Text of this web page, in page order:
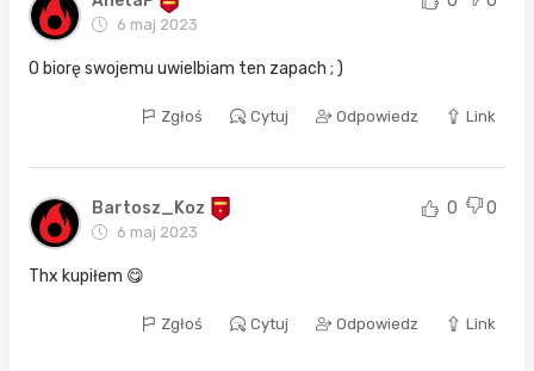
6 maj 2023
O biorę swojemu uwielbiam ten zapach ; )
Zgłoś Cytuj Odpowiedz Link
Bartosz_Koz
6 maj 2023
0 0
Thx kupiłem 😋
Zgłoś Cytuj Odpowiedz Link